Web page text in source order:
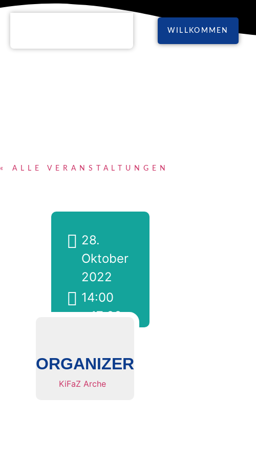
WILLKOMMEN
« ALLE VERANSTALTUNGEN
28.
Oktober
2022
14:00
- 17:00
ORGANIZER
KiFaZ Arche